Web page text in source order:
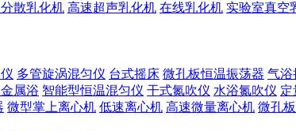
散乳化机 高速超声乳化机 在线乳化机 实验室真空
多管旋涡混匀仪 台式摇床 微孔板恒温振荡器 气浴
属浴 智能型恒温混匀仪 干式氮吹仪 水浴氮吹仪 定
微型掌上离心机 低速离心机 高速微量离心机 微孔